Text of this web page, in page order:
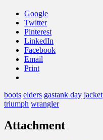
Google
Twitter
Pinterest
LinkedIn
Facebook
Email
Print
boots elders gastank day jacket
triumph wrangler
Attachment